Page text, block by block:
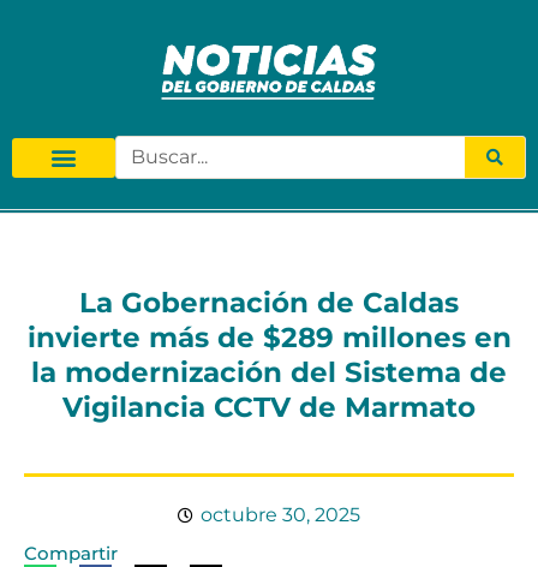
La Gobernación de Caldas
invierte más de $289 millones en
la modernización del Sistema de
Vigilancia CCTV de Marmato
octubre 30, 2025
Compartir